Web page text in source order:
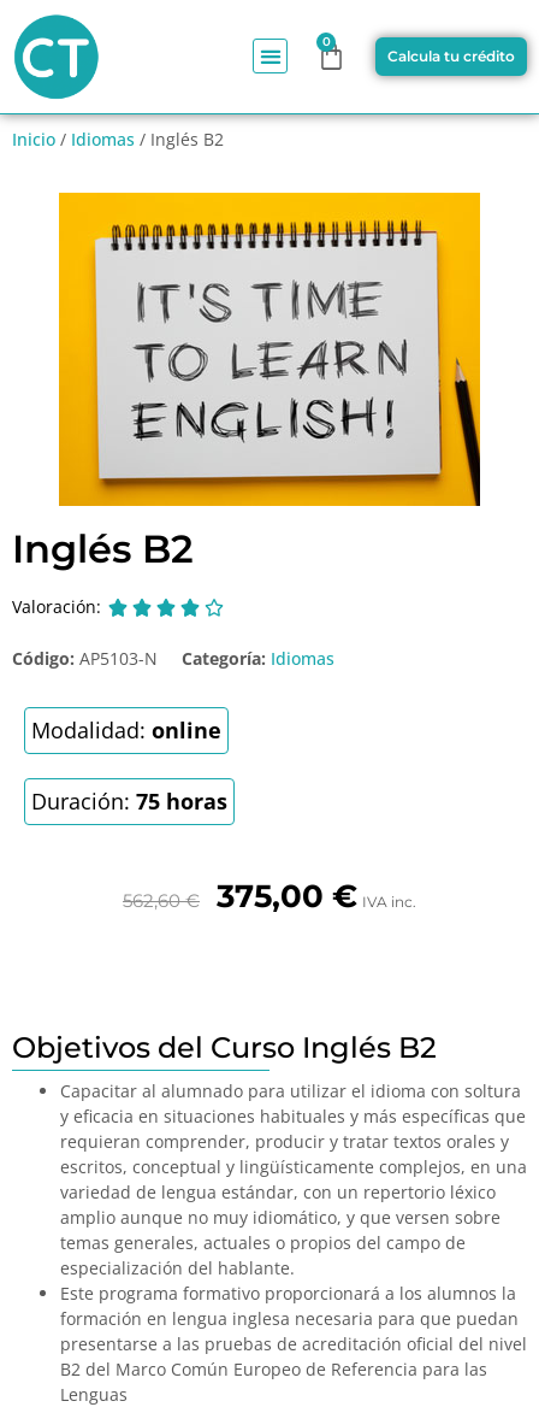
0
Calcula tu crédito
Inicio / Idiomas / Inglés B2
Inglés B2
Valoración:     
Código: AP5103-N Categoría: Idiomas
Modalidad: online
Duración: 75 horas
562,60€ 375,00 € IVA inc.
Objetivos del Curso Inglés B2
Capacitar al alumnado para utilizar el idioma con soltura
y eficacia en situaciones habituales y más específicas que
requieran comprender, producir y tratar textos orales y
escritos, conceptual y lingüísticamente complejos, en una
variedad de lengua estándar, con un repertorio léxico
amplio aunque no muy idiomático, y que versen sobre
temas generales, actuales o propios del campo de
especialización del hablante.
Este programa formativo proporcionará a los alumnos la
formación en lengua inglesa necesaria para que puedan
presentarse a las pruebas de acreditación oficial del nivel
B2 del Marco Común Europeo de Referencia para las
Lenguas